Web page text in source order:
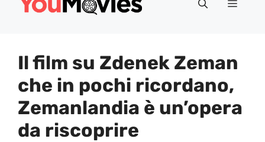
Menu
Il film su Zdenek Zeman
che in pochi ricordano,
Zemanlandia è un’opera
da riscoprire